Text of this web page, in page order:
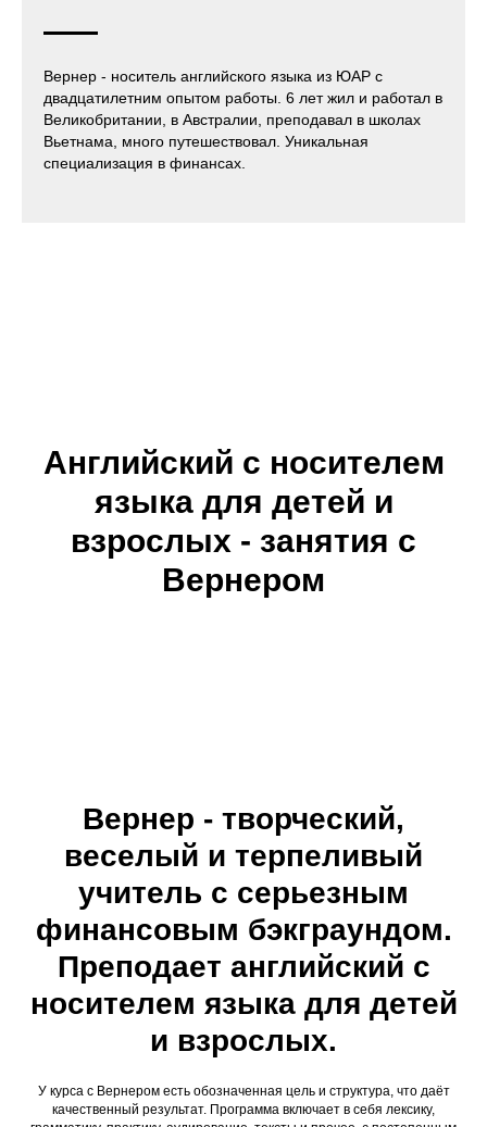
Вернер - носитель английского языка из ЮАР с
двадцатилетним опытом работы. 6 лет жил и работал в
Великобритании, в Австралии, преподавал в школах
Вьетнама, много путешествовал. Уникальная
специализация в финансах.
Английский с носителем
языка для детей и
взрослых - занятия с
Вернером
Вернер - творческий,
веселый и терпеливый
учитель с серьезным
финансовым бэкграундом.
Преподает английский с
носителем языка для детей
и взрослых.
У курса с Вернером есть обозначенная цель и структура, что даёт
качественный результат. Программа включает в себя лексику,